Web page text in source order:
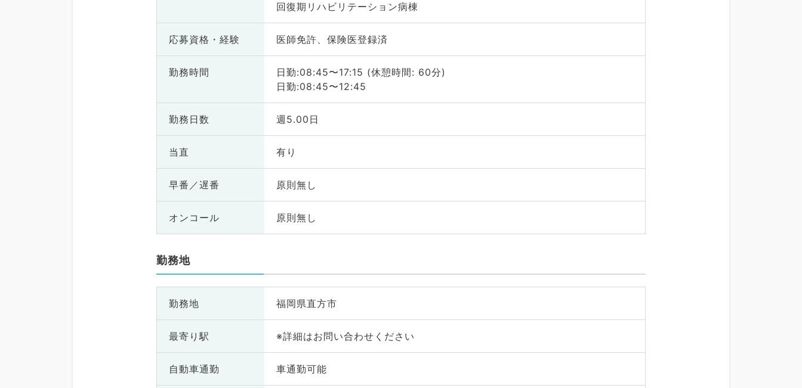
回復期リハビリテーション病棟
応募資格・ 経験 医師免許、保険医登録済
勤務時間
日勤:08:45〜17:15 (休憩時間: 60分)
日勤:08:45〜12:45
勤務日数 週5.00日
当直 有り
早番／遅番 原則無し
オンコール 原則無し
勤務地
勤務地 福岡県直方市
最寄り駅 ※詳細はお問い合わせください
自動車通勤 車通勤可能